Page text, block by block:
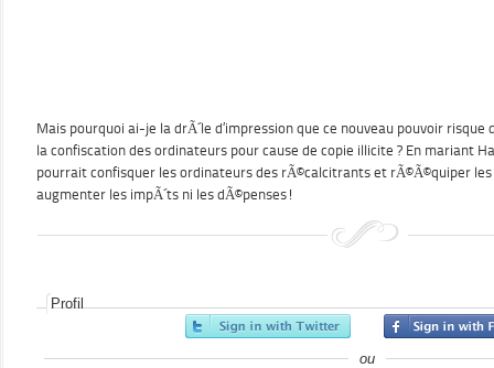
Mais pourquoi ai-je la drÃ´le d’impression que ce nouveau pouvoir risque
la confiscation des ordinateurs pour cause de copie illicite ? En mariant
pourrait confisquer les ordinateurs des rÃ©calcitrants et rÃ©Ã©quiper les
augmenter les impÃ´ts ni les dÃ©penses!
Profil
ou